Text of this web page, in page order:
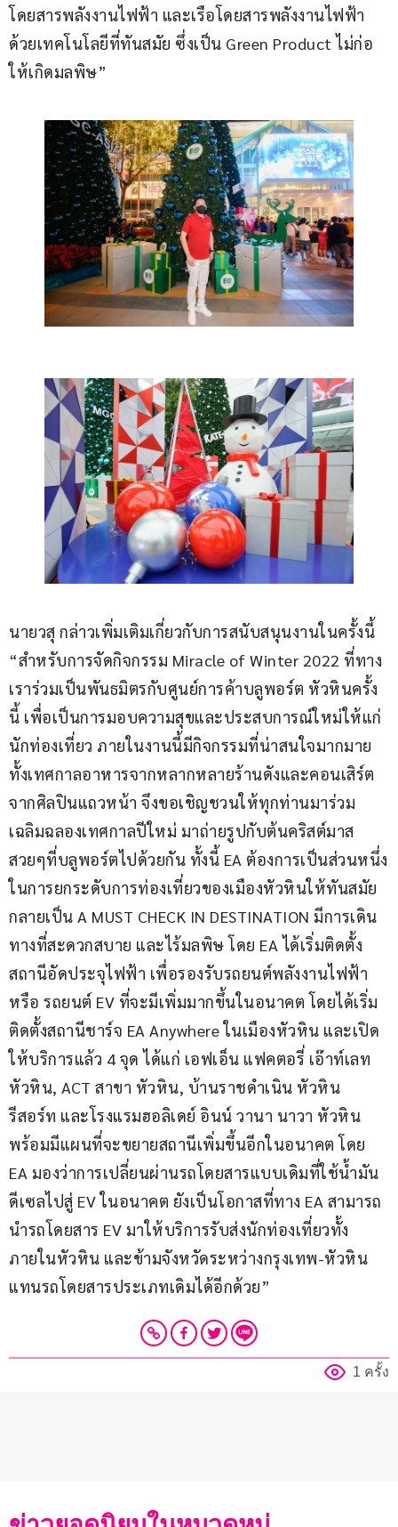
โดยสารพลังงานไฟฟ้า และเรือโดยสารพลังงานไฟฟ้า
ด้วยเทคโนโลยีที่ทันสมัย ซึ่งเป็น Green Product ไม่ก่อ
ให้เกิดมลพิษ”
นายวสุ กล่าวเพิ่มเติมเกี่ยวกับการสนับสนุนงานในครั้งนี้
“สำหรับการจัดกิจกรรม Miracle of Winter 2022 ที่ทาง
เราร่วมเป็นพันธมิตรกับศูนย์การค้าบลูพอร์ต หัวหินครั้ง
นี้ เพื่อเป็นการมอบความสุขและประสบการณ์ใหม่ให้แก่
นักท่องเที่ยว ภายในงานนี้มีกิจกรรมที่น่าสนใจมากมาย
ทั้งเทศกาลอาหารจากหลากหลายร้านดังและคอนเสิร์ต
จากศิลปินแถวหน้า จึงขอเชิญชวนให้ทุกท่านมาร่วม
เฉลิมฉลองเทศกาลปีใหม่ มาถ่ายรูปกับต้นคริสต์มาส
สวยๆที่บลูพอร์ตไปด้วยกัน ทั้งนี้ EA ต้องการเป็นส่วนหนึ่ง
ในการยกระดับการท่องเที่ยวของเมืองหัวหินให้ทันสมัย
กลายเป็น A MUST CHECK IN DESTINATION มีการเดิน
ทางที่สะดวกสบาย และไร้มลพิษ โดย EA ได้เริ่มติดตั้ง
สถานีอัดประจุไฟฟ้า เพื่อรองรับรถยนต์พลังงานไฟฟ้า
หรือ รถยนต์ EV ที่จะมีเพิ่มมากขึ้นในอนาคต โดยได้เริ่ม
ติดตั้งสถานีชาร์จ EA Anywhere ในเมืองหัวหิน และเปิด
ให้บริการแล้ว 4 จุด ได้แก่ เอฟเอ็น แฟคตอรี่ เอ๊าท์เลท
หัวหิน, ACT สาขา หัวหิน, บ้านราชดำเนิน หัวหิน
รีสอร์ท และโรงแรมฮอลิเดย์ อินน์ วานา นาวา หัวหิน
พร้อมมีแผนที่จะขยายสถานีเพิ่มขึ้นอีกในอนาคต โดย
EA มองว่าการเปลี่ยนผ่านรถโดยสารแบบเดิมที่ใช้น้ำมัน
ดีเซลไปสู่ EV ในอนาคต ยังเป็นโอกาสที่ทาง EA สามารถ
นำรถโดยสาร EV มาให้บริการรับส่งนักท่องเที่ยวทั้ง
ภายในหัวหิน และข้ามจังหวัดระหว่างกรุงเทพ-หัวหิน
แทนรถโดยสารประเภทเดิมได้อีกด้วย”
1 ครั้ง